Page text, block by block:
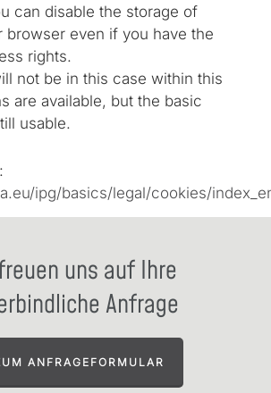
can disable the storage of
browser even if you have the
rights.
not be in this case within this
are available, but the basic
usable.
ipg/basics/legal/cookies/
uns auf Ihre
Anfrage
ANFRAGEFORMULAR